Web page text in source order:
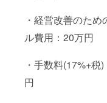
・経営改善のため
ル費用：20万円
・手数料(17%+税
円